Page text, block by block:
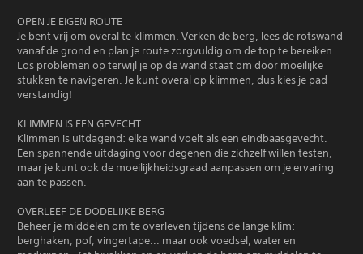
OPEN JE EIGEN ROUTE
Je bent vrij om overal te klimmen. Verken de berg, lees de rotswand
vanaf de grond en plan je route zorgvuldig om de top te bereiken.
Los problemen op terwijl je op de wand staat om door moeilijke
stukken te navigeren. Je kunt overal op klimmen, dus kies je pad
verstandig!
KLIMMEN IS EEN GEVECHT
Klimmen is uitdagend: elke wand voelt als een eindbaasgevecht.
Een spannende uitdaging voor degenen die zichzelf willen testen,
maar je kunt ook de moeilijkheidsgraad aanpassen om je ervaring
aan te passen.
OVERLEEF DE DODELIJKE BERG
Beheer je middelen om te overleven tijdens de lange klim:
berghaken, pof, vingertape... maar ook voedsel, water en